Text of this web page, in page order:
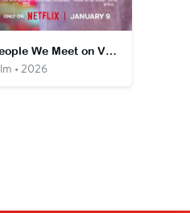
People We Meet on Vacation
• 2026